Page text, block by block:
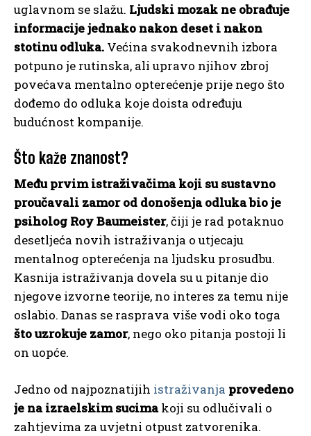
uglavnom se slažu. Ljudski mozak ne obrađuje
informacije jednako nakon deset i nakon
stotinu odluka. Većina svakodnevnih izbora
potpuno je rutinska, ali upravo njihov zbroj
povećava mentalno opterećenje prije nego što
dođemo do odluka koje doista određuju
budućnost kompanije.
Što kaže znanost?
Među prvim istraživačima koji su sustavno
proučavali zamor od donošenja odluka bio je
psiholog Roy Baumeister, čiji je rad potaknuo
desetljeća novih istraživanja o utjecaju
mentalnog opterećenja na ljudsku prosudbu.
Kasnija istraživanja dovela su u pitanje dio
njegove izvorne teorije, no interes za temu nije
oslabio. Danas se rasprava više vodi oko toga
što uzrokuje zamor, nego oko pitanja postoji li
on uopće.
Jedno od najpoznatijih istraživanja provedeno
je na izraelskim sucimakoji su odlučivali o
zahtjevima za uvjetni otpust zatvorenika.